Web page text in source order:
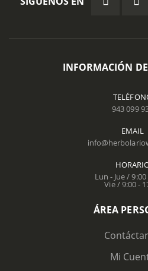
INFORMACIÓN
943 099
EMAIL
Lun - Jue / 9:00
Vie / 9:00 -
ÁREA
Mi